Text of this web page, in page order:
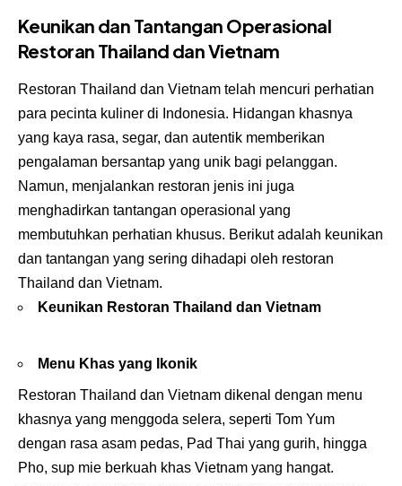
Keunikan dan Tantangan Operasional
Restoran Thailand dan Vietnam
Restoran Thailand dan Vietnam telah mencuri perhatian
para pecinta kuliner di Indonesia. Hidangan khasnya
yang kaya rasa, segar, dan autentik memberikan
pengalaman bersantap yang unik bagi pelanggan.
Namun, menjalankan restoran jenis ini juga
menghadirkan tantangan operasional yang
membutuhkan perhatian khusus. Berikut adalah keunikan
dan tantangan yang sering dihadapi oleh restoran
Thailand dan Vietnam.
Keunikan Restoran Thailand dan Vietnam
Menu Khas yang Ikonik
Restoran Thailand dan Vietnam dikenal dengan menu
khasnya yang menggoda selera, seperti Tom Yum
dengan rasa asam pedas, Pad Thai yang gurih, hingga
Pho, sup mie berkuah khas Vietnam yang hangat.